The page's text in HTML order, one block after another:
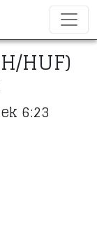
HUF)
6:23